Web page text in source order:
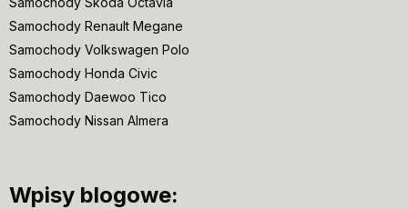
Samochody Renault Megane
Samochody Volkswagen Polo
Samochody Honda Civic
Samochody Daewoo Tico
Samochody Nissan Almera
Wpisy blogowe: